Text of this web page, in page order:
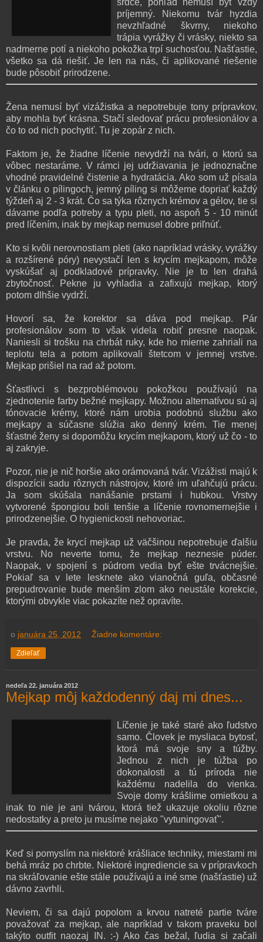
srdce, pohľad nemusí byť vždy
príjemný. Niekomu tvár hyzdia
nevzhľadné škvrny, niekoho
trápia vyrážky či vrásky, niekto sa
nadmerne potí a niekoho pokožka trpí suchosťou. Našťastie,
všetko sa dá riešiť. Je len na nás, či aplikované riešenie
bude pôsobiť prirodzene.
Žena nemusí byť vizážistka a nepotrebuje tony prípravkov,
aby mohla byť krásna. Stačí sledovať prácu profesionálov a
čo to od nich pochytiť. Tu je zopár z nich.
Faktom je, že žiadne líčenie nevydrží na tvári, o ktorú sa
vôbec nestaráme. V rámci jej udržiavania je jednoznačne
vhodné pravidelné čistenie a hydratácia. Ako som už písala
v článku o pílingoch, jemný píling si môžeme dopriať každý
týždeň aj 2 - 3 krát. Čo sa týka rôznych krémov a gélov, tie si
dávame podľa potreby a typu pleti, no aspoň 5 - 10 minút
pred líčením, inak by mejkap nemusel dobre priľnúť.
Kto si kvôli nerovnostiam pleti (ako napríklad vrásky, vyrážky
a rozšírené póry) nevystačí len s krycím mejkapom, môže
vyskúšať aj podkladové prípravky. Nie je to len drahá
zbytočnosť. Pekne ju vyhladia a zafixujú mejkap, ktorý
potom dlhšie vydrží.
Hovorí sa, že korektor sa dáva pod mejkap. Pár
profesionálov som to však videla robiť presne naopak.
Naniesli si trošku na chrbát ruky, kde ho mierne zahriali na
teplotu tela a potom aplikovali štetcom v jemnej vrstve.
Mejkap prišiel na rad až potom.
Šťastlivci s bezproblémovou pokožkou používajú na
zjednotenie farby bežné mejkapy. Možnou alternatívou sú aj
tónovacie krémy, ktoré nám urobia podobnú službu ako
mejkapy a súčasne slúžia ako denný krém. Tie menej
šťastné ženy si dopomôžu krycím mejkapom, ktorý už čo - to
aj zakryje.
Pozor, nie je nič horšie ako orámovaná tvár. Vizážisti majú k
dispozícii sadu rôznych nástrojov, ktoré im uľahčujú prácu.
Ja som skúšala nanášanie prstami i hubkou. Vrstvy
vytvorené špongiou boli tenšie a líčenie rovnomernejšie i
prirodzenejšie. O hygienickosti nehovoriac.
Je pravda, že krycí mejkap už väčšinou nepotrebuje ďalšiu
vrstvu. No neverte tomu, že mejkap neznesie púder.
Naopak, v spojení s púdrom vedia byť ešte trvácnejšie.
Pokiaľ sa v lete lesknete ako vianočná guľa, občasné
prepudrovanie bude menším zlom ako neustále korekcie,
ktorými obvykle viac pokazíte než opravíte.
o januára 25, 2012 Žiadne komentáre:
Zdieľať
nedeľa 22. januára 2012
Mejkap môj každodenný daj mi dnes...
Líčenie je také staré ako ľudstvo
samo. Človek je mysliaca bytosť,
ktorá má svoje sny a túžby.
Jednou z nich je túžba po
dokonalosti a tú príroda nie
každému nadelila do vienka.
Svoje domy krášlime omietkou a
inak to nie je ani tvárou, ktorá tiež ukazuje okoliu rôzne
nedostatky a preto ju musíme nejako "vytuningovať".
Keď si pomyslím na niektoré krášliace techniky, miestami mi
behá mráz po chrbte. Niektoré ingrediencie sa v prípravkoch
na skráľovanie ešte stále používajú a iné sme (našťastie) už
dávno zavrhli.
Neviem, či sa dajú popolom a krvou natreté partie tváre
považovať za mejkap, ale napríklad v takom praveku bol
takýto outfit naozaj IN. :-) Ako čas bežal, ľudia si začali